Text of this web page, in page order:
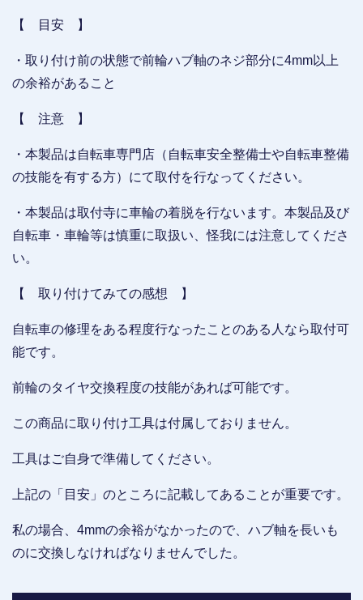
【 目安 】
・取り付け前の状態で前輪ハブ軸のネジ部分に4mm以上
の余裕があること
【 注意 】
・本製品は自転車専門店（自転車安全整備士や自転車整備
の技能を有する方）にて取付を行なってください。
・本製品は取付寺に車輪の着脱を行ないます。本製品及び
自転車・車輪等は慎重に取扱い、怪我には注意してくださ
い。
【 取り付けてみての感想 】
自転車の修理をある程度行なったことのある人なら取付可
能です。
前輪のタイヤ交換程度の技能があれば可能です。
この商品に取り付け工具は付属しておりません。
工具はご自身で準備してください。
上記の「目安」のところに記載してあることが重要です。
私の場合、4mmの余裕がなかったので、ハブ軸を長いも
のに交換しなければなりませんでした。